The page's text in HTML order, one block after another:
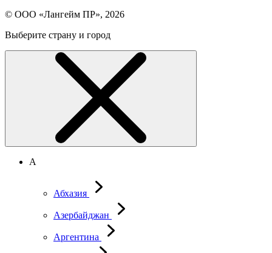
© ООО «Лангейм ПР», 2026
Выберите страну и город
А
Абхазия
Азербайджан
Аргентина